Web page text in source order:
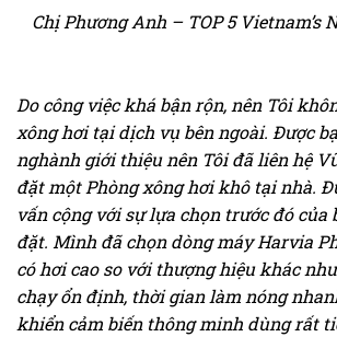
Chị Phương Anh – TOP 5 Vietnam’s
Do công việc khá bận rộn, nên Tôi
xông hơi tại dịch vụ bên ngoài. Được
nghành giới thiệu nên Tôi đã liên hệ
đặt một Phòng xông hơi khô tại nhà.
vấn cộng với sự lựa chọn trước đó của
đặt. Mình đã chọn dòng máy Harvia
có hơi cao so với thượng hiệu khác
chạy ổn định, thời gian làm nóng
khiển cảm biến thông minh dùng rất